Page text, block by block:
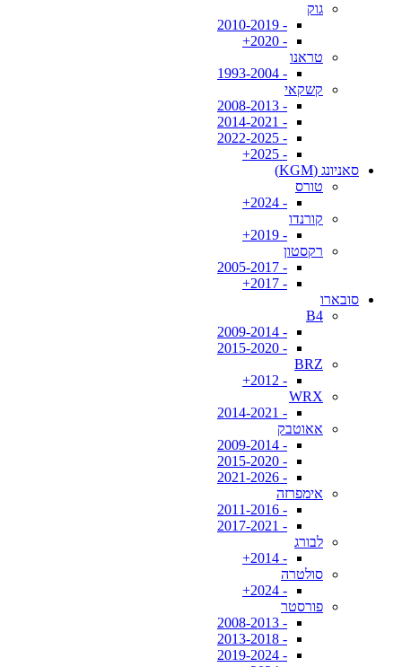
גוק
- 2010-2019
- 2020+
טראנו
- 1993-2004
קשקאי
- 2008-2013
- 2014-2021
- 2022-2025
- 2025+
סאניונג (KGM)
טורס
- 2024+
קורנדו
- 2019+
רקסטון
- 2005-2017
- 2017+
סובארו
B4
- 2009-2014
- 2015-2020
BRZ
- 2012+
WRX
- 2014-2021
אאוטבק
- 2009-2014
- 2015-2020
- 2021-2026
אימפרזה
- 2011-2016
- 2017-2021
לבורג
- 2014+
סולטרה
- 2024+
פורסטר
- 2008-2013
- 2013-2018
- 2019-2024